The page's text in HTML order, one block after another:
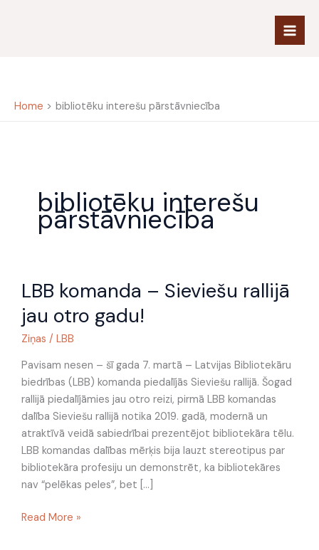
Home bibliotēku interešu pārstāvniecība
bibliotēku interešu
pārstāvniecība
LBB komanda – Sieviešu rallijā
jau otro gadu!
Ziņas / LBB
Pavisam nesen – šī gada 7. martā – Latvijas Bibliotekāru
biedrības (LBB) komanda piedalījās Sieviešu rallijā. Šogad
rallijā piedalījāmies jau otro reizi, pirmā LBB komandas
dalība Sieviešu rallijā notika 2019. gadā, modernā un
atraktīvā veidā sabiedrībai prezentējot bibliotekāra tēlu.
LBB komandas dalības mērķis bija lauzt stereotipus par
bibliotekāra profesiju un demonstrēt, ka bibliotekāres
nav “pelēkas peles”, bet […]
komanda
Sieviešu
rallijā
otro
gadu!
Read More »